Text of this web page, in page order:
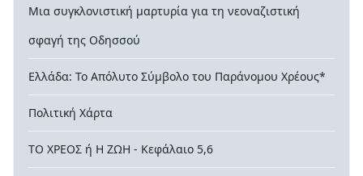
Μια συγκλονιστική μαρτυρία για τη νεοναζιστική
σφαγή της Οδησσού
Ελλάδα: Το Απόλυτο Σύμβολο του Παράνομου Χρέους*
Πολιτική Χάρτα
ΤΟ ΧΡΕΟΣ ή Η ΖΩΗ - Κεφάλαιο 5,6